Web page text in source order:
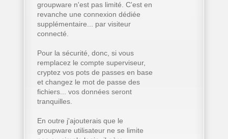
groupware n'est pas limité. C'est en
revanche une connexion dédiée
supplémentaire... par visiteur
connecté.
Pour la sécurité, donc, si vous
remplacez le compte superviseur,
cryptez vos pots de passes en base
et changez le mot de passe des
fichiers... vos données seront
tranquilles.
En outre j'ajouterais que le
groupware utilisateur ne se limite